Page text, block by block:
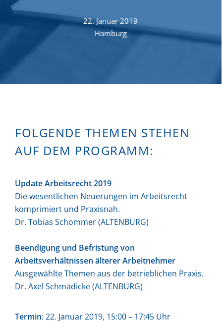
DE
22. Januar 2019
Hamburg
FOLGENDE THEMEN STEHEN
AUF DEM PROGRAMM:
Update Arbeitsrecht 2019
Die wesentlichen Neuerungen im Arbeitsrecht
komprimiert und Praxisnah.
Dr. Tobias Schommer (ALTENBURG)
Beendigung und Befristung von
Arbeitsverhältnissen älterer Arbeitnehmer
Ausgewählte Themen aus der betrieblichen Praxis.
Dr. Axel Schmädicke (ALTENBURG)
Termin: 22. Januar 2019, 15:00 – 17:45 Uhr